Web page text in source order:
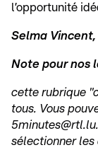
l’opportunité
Selma Vincent,
Note pour nos
cette rubrique
tous. Vous
sélectionner